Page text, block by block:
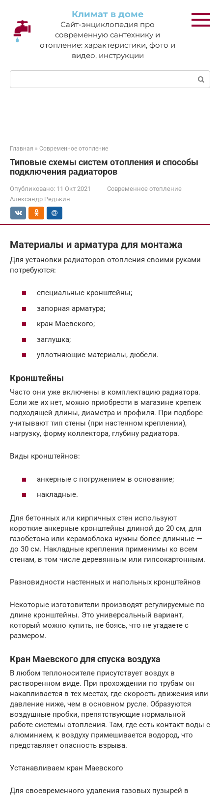
контенту
Климат в доме
Сайт-энциклопедия про
современную сантехнику и
отопление: характеристики, фото и
видео, инструкции
Поиск:
Главная » Современное отопление
Типовые схемы систем отопления и способы
подключения радиаторов
Опубликовано: 11 Окт 2021
Современное отопление
Александр Редькин
Материалы и арматура для монтажа
Для установки радиаторов отопления своими руками
потребуются:
специальные кронштейны;
запорная арматура;
кран Маевского;
заглушка;
уплотняющие материалы, дюбели.
Кронштейны
Часто они уже включены в комплектацию радиатора.
Если же их нет, можно приобрести в магазине крепеж
подходящей длины, диаметра и профиля. При подборе
учитывают тип стены (при настенном креплении),
нагрузку, форму коллектора, глубину радиатора.
Виды кронштейнов:
анкерные с погружением в основание;
накладные.
Для бетонных или кирпичных стен используют
короткие анкерные кронштейны длиной до 20 см, для
газобетона или керамоблока нужны более длинные —
до 30 см. Накладные крепления применимы ко всем
стенам, в том числе деревянным или гипсокартонным.
Разновидности настенных и напольных кронштейнов
Некоторые изготовители производят регулируемые по
длине кронштейны. Это универсальный вариант,
который можно купить, не боясь, что не угадаете с
размером.
Кран Маевского для спуска воздуха
В любом теплоносителе присутствует воздух в
растворенном виде. При прохождении по трубам он
накапливается в тех местах, где скорость движения или
давление ниже, чем в основном русле. Образуются
воздушные пробки, препятствующие нормальной
работе системы отопления. Там, где есть контакт воды с
алюминием, к воздуху примешивается водород, что
представляет опасность взрыва.
Устанавливаем кран Маевского
Для своевременного удаления газовых пузырей в